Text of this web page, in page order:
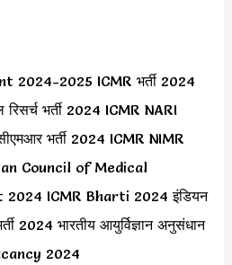
2024-2025 ICMR भर्ती 2024
भर्ती 2024 ICMR NARI
भर्ती 2024 ICMR NIMR
Council of Medical
ICMR Bharti 2024 इंडियन
2024 भारतीय आयुर्विज्ञान अनुसंधान
2024